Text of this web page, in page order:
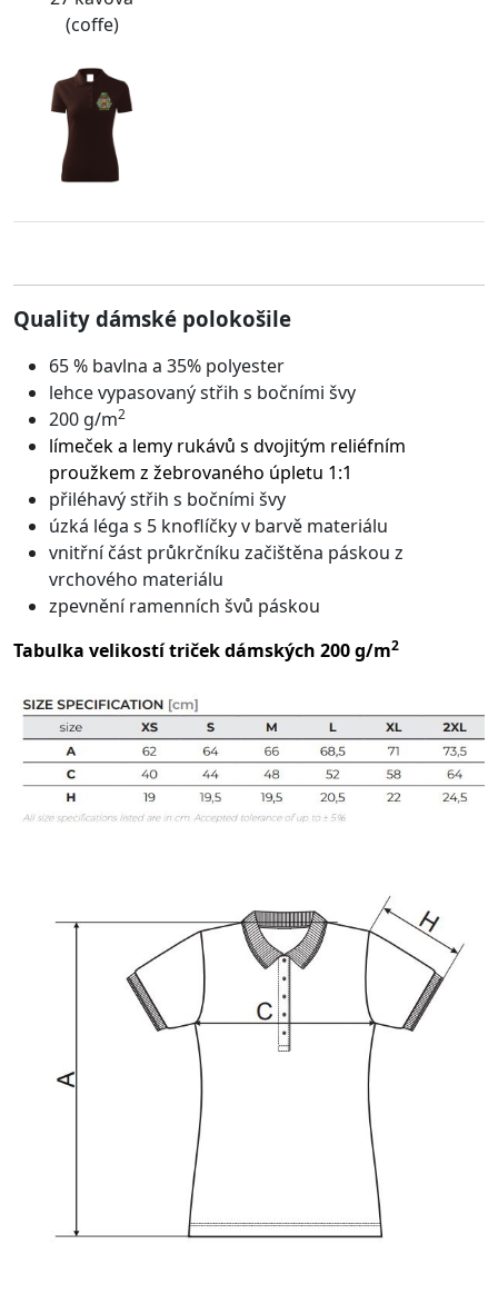
(coffe)
Quality dámské polokošile
65 % bavlna a 35% polyester
lehce vypasovaný střih s bočními švy
200 g/m2
límeček a lemy rukávů s dvojitým reliéfním
proužkem z žebrovaného úpletu 1:1
přiléhavý střih s bočními švy
úzká léga s 5 knoflíčky v barvě materiálu
vnitřní část průkrčníku začištěna páskou z
vrchového materiálu
zpevnění ramenních švů páskou
Tabulka velikostí triček dámských 200 g/m2